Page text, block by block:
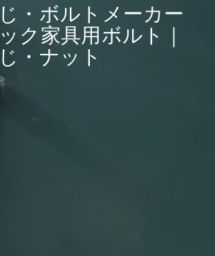
・ボルトメーカー
ク家具用ボルト｜
・ナット